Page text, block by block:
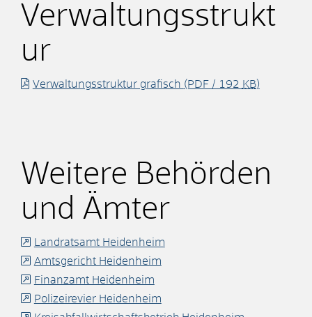
Verwaltungsstrukt
ur
Verwaltungsstruktur grafisch (PDF / 192 KB)
Weitere Behörden
und Ämter
Landratsamt Heidenheim
Amtsgericht Heidenheim
Finanzamt Heidenheim
Polizeirevier Heidenheim